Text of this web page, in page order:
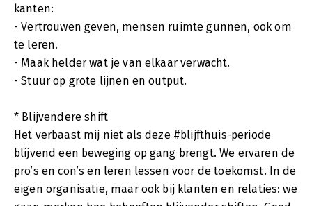
kanten:
- Vertrouwen geven, mensen ruimte gunnen, ook om
te leren.
- Maak helder wat je van elkaar verwacht.
- Stuur op grote lijnen en output.
* Blijvendere shift
Het verbaast mij niet als deze #blijfthuis-periode
blijvend een beweging op gang brengt. We ervaren de
pro’s en con’s en leren lessen voor de toekomst. In de
eigen organisatie, maar ook bij klanten en relaties: we